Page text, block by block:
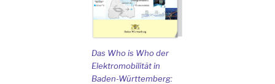
Das Who is Who der
Elektromobilität in
Baden-Württemberg: